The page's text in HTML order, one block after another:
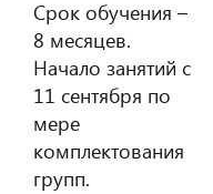
Срок обучения –
8 месяцев.
Начало занятий с
11 сентября по
мере
комплектования
групп.